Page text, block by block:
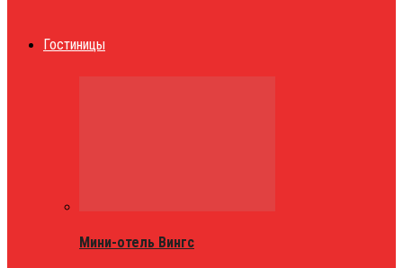
Гостиницы
Мини-отель Вингс